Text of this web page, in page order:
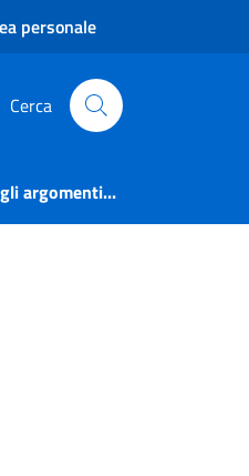
|
personale
Cerca
argomenti...